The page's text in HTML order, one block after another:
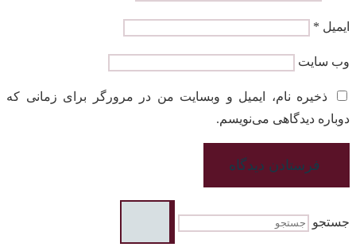
ایمیل *
وب‌ سایت
ذخیره نام، ایمیل و وبسایت من در مرورگر برای زمانی که
دوباره دیدگاهی می‌نویسم.
جستجو